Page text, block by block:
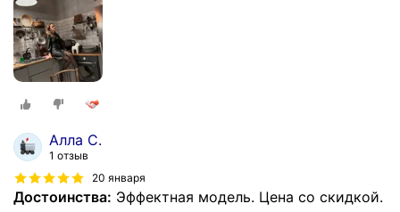
Алла С.
1 отзыв
20 января
Достоинства: Эффектная модель. Цена со скидкой.